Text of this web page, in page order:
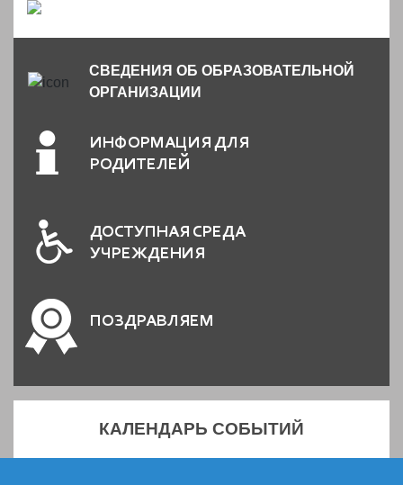
СВЕДЕНИЯ ОБ ОБРАЗОВАТЕЛЬНОЙ
ОРГАНИЗАЦИИ
ИНФОРМАЦИЯ ДЛЯ
РОДИТЕЛЕЙ
ДОСТУПНАЯ СРЕДА
УЧРЕЖДЕНИЯ
ПОЗДРАВЛЯЕМ
КАЛЕНДАРЬ СОБЫТИЙ